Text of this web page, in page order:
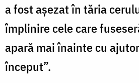
a fost așezat în tăria
împlinire cele care
apară mai înainte cu
început”.